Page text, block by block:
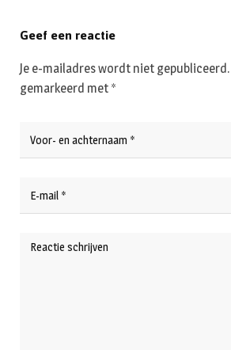
Geef een reactie
Je e-mailadres wordt niet gepubliceerd.
gemarkeerd met *